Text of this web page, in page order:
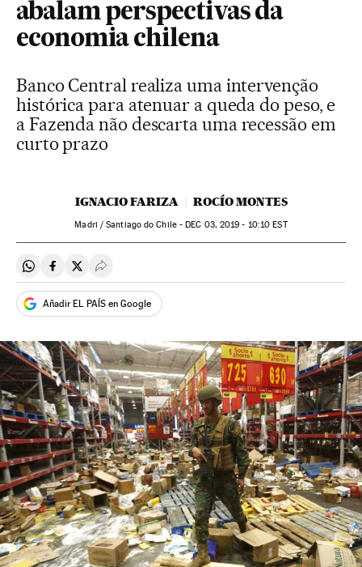
abalam perspectivas da
economia chilena
Banco Central realiza uma intervenção
histórica para atenuar a queda do peso, e
a Fazenda não descarta uma recessão em
curto prazo
IGNACIO FARIZA ROCÍO MONTES
Madri / Santiago do Chile -DEC 03, 2019 - 10:10 EST
Compartir en Whatsapp
Compartir en Facebook
Compartir en Twitter
Desplegar Redes Sociales
Añadir EL PAÍS en Google